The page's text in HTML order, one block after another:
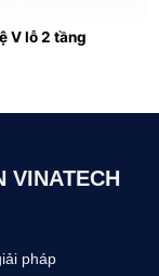
V lỗ 2 tầng
VINATECH
pháp